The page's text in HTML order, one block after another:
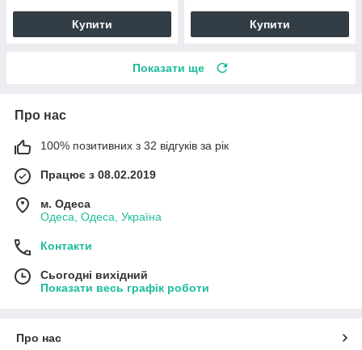
Купити Купити
Показати ще
Про нас
100% позитивних з 32 відгуків за рік
Працює з 08.02.2019
м. Одеса
Одеса, Одеса, Україна
Контакти
Сьогодні вихідний
Показати весь графік роботи
Про нас